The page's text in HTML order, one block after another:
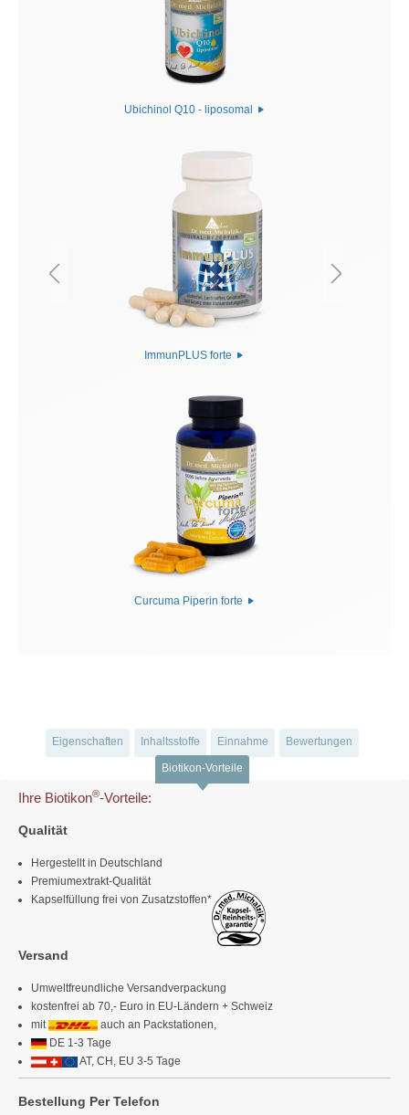
Ubichinol Q10 - liposomal
ImmunPLUS forte
Curcuma Piperin forte
Eigenschaften Inhaltsstoffe Einnahme Bewertungen
Biotikon-Vorteile
Ihre Biotikon®-Vorteile:
Qualität
Hergestellt in Deutschland
Premiumextrakt-Qualität
Kapselfüllung frei von Zusatzstoffen*
Versand
Umweltfreundliche Versandverpackung
kostenfrei ab 70,- Euro in EU-Ländern + Schweiz
mit
auch an Packstationen,
DE 1-3 Tage
AT, CH, EU 3-5 Tage
Bestellung Per Telefon